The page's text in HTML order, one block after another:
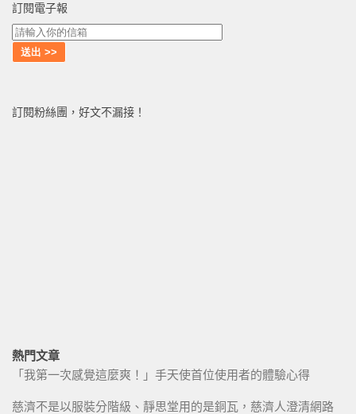
訂閱電子報
訂閱粉絲團，好文不漏接！
熱門文章
「我第一次感覺這麼爽！」手天使首位使用者的體驗心得
慈濟不是以服裝分階級、靜思堂用的是銅瓦，慈濟人澄清網路